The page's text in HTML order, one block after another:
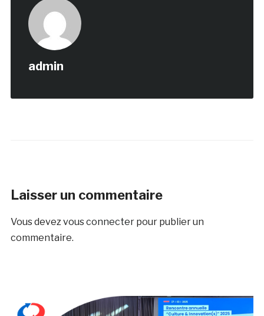
admin
Laisser un commentaire
Vous devezvous connecterpour publier un
commentaire.